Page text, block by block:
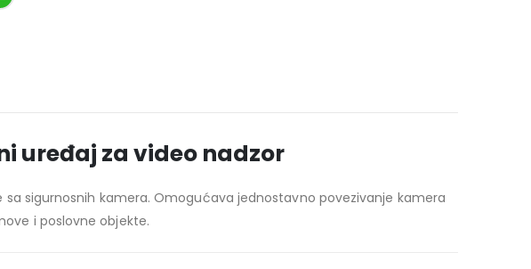
uređaj za video nadzor
sa sigurnosnih kamera. Omogućava jednostavno povezivanje kamera
i poslovne objekte.